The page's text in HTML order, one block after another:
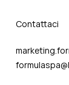
Contattaci